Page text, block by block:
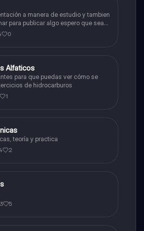
a manera de estudio y tambien
para publicar algo espero que sea
del átomo y lo básico sobre el,
0
Alfaticos
para que puedas ver cómo se
de hidrocarburos
1
Celdas galvánicas, teoría y practica
2
5